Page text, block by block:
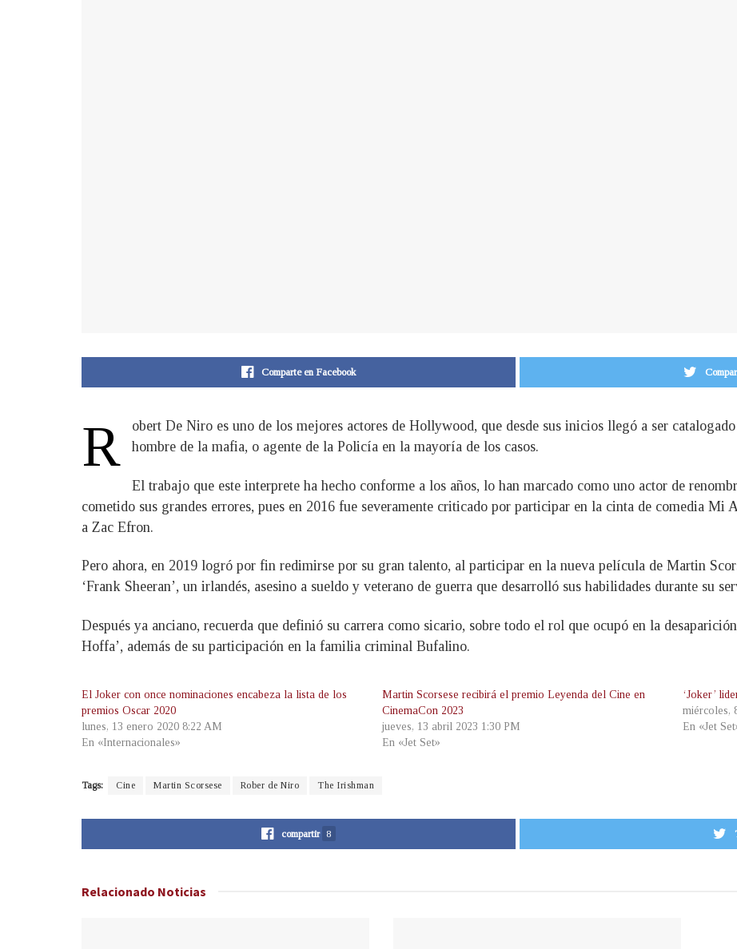
Comparte en Facebook
R
obert De Niro es uno de los mejores actores de Hollywood, que desde sus inicios llegó a ser
hombre de la mafia, o agente de la Policía en la mayoría de los casos.
El trabajo que este interprete ha hecho conforme a los años, lo han marcado como uno actor de
cometido sus grandes errores, pues en 2016 fue severamente criticado por participar en la cinta de comedia
a Zac Efron.
Pero ahora, en 2019 logró por fin redimirse por su gran talento, al participar en la nueva película de Martin
‘Frank Sheeran’, un irlandés, asesino a sueldo y veterano de guerra que desarrolló sus habilidades durante su
Después ya anciano, recuerda que definió su carrera como sicario, sobre todo el rol que ocupó en la
Hoffa’, además de su participación en la familia criminal Bufalino.
El Joker con once nominaciones encabeza la lista de los
premios Oscar 2020
lunes, 13 enero 2020 8:22 AM
En «Internacionales»
Martin Scorsese recibirá el premio Leyenda del Cine en
CinemaCon 2023
jueves, 13 abril 2023 1:30 PM
En «Jet Set»
‘Joker’
miércoles,
En «Jet
Tags: Cine Martin Scorsese Rober de Niro The Irishman
compartir 8
Relacionado Noticias